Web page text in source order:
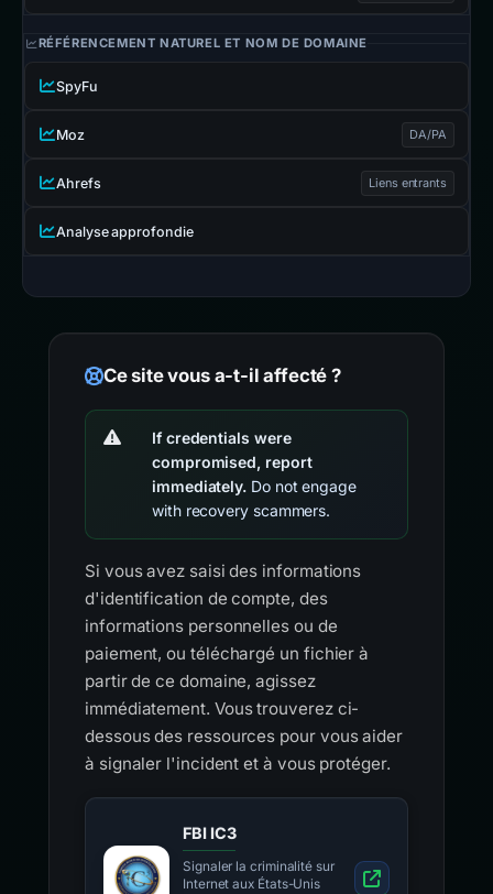
RÉFÉRENCEMENT NATUREL ET NOM DE DOMAINE
SpyFu
Moz DA/PA
Ahrefs Liens entrants
Analyse approfondie
Ce site vous a-t-il affecté ?
If credentials were
compromised, report
immediately. Do not engage
with recovery scammers.
Si vous avez saisi des informations
d'identification de compte, des
informations personnelles ou de
paiement, ou téléchargé un fichier à
partir de ce domaine, agissez
immédiatement. Vous trouverez ci-
dessous des ressources pour vous aider
à signaler l'incident et à vous protéger.
FBI IC3
Signaler la criminalité sur
Internet aux États-Unis